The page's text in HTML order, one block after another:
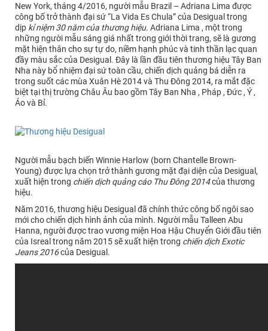
New York, tháng 4/2016, người mẫu Brazil – Adriana Lima được
công bố trở thành đại sứ “La Vida Es Chula” của Desigual trong
dịp kỉ niệm 30 năm của thương hiệu. Adriana Lima , một trong
những người mẫu sáng giá nhất trong giới thời trang, sẽ là gương
mặt hiện thân cho sự tự do, niềm hạnh phúc và tinh thần lạc quan
đầy màu sắc của Desigual. Đây là lần đầu tiên thương hiệu Tây Ban
Nha này bổ nhiệm đại sứ toàn cầu, chiến dịch quảng bá diễn ra
trong suốt các mùa Xuân Hè 2014 và Thu Đông 2014, ra mắt đặc
biệt tại thị trường Châu Âu bao gồm Tây Ban Nha , Pháp , Đức , Ý ,
Áo và Bỉ.
Người mẫu bạch biến Winnie Harlow (born Chantelle Brown-
Young) được lựa chọn trở thành gương mặt đại diện của Desigual,
xuất hiện trong chiến dịch quảng cáo Thu Đông 2014của thương
hiệu.
Năm 2016, thương hiệu Desigual đã chính thức công bố ngôi sao
mới cho chiến dịch hình ảnh của mình. Người mẫu Talleen Abu
Hanna, người được trao vương miện Hoa Hậu Chuyển Giới đầu tiên
của Isreal trong năm 2015 sẽ xuất hiện trong chiến dịch Exotic
Jeans 2016của Desigual.